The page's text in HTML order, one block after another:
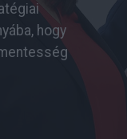
hogy